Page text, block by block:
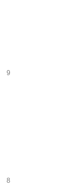
9
8